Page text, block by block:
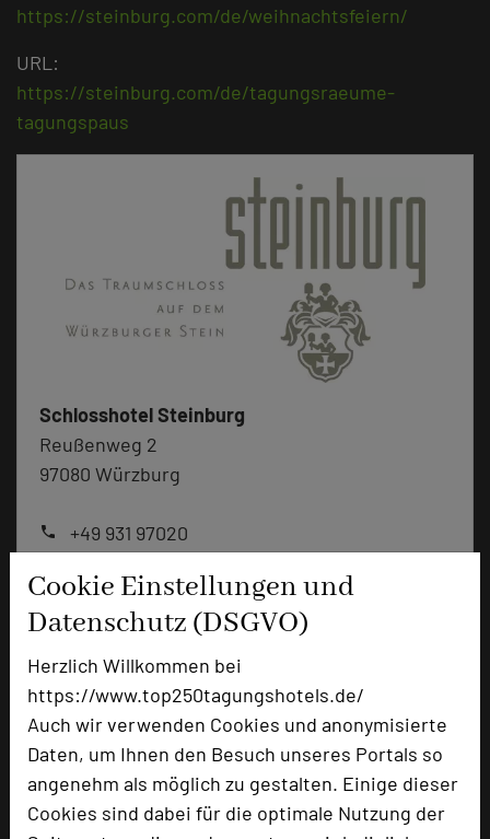
Cookie Einstellungen und
Datenschutz (DSGVO)
Herzlich Willkommen bei
https://www.top250tagungshotels.de/
Auch wir verwenden Cookies und anonymisierte
Daten, um Ihnen den Besuch unseres Portals so
angenehm als möglich zu gestalten. Einige dieser
Cookies sind dabei für die optimale Nutzung der
https://steinburg.com/de/weihnachtsfeiern/
URL:
https://steinburg.com/de/tagungsraeume-
tagungspaus
Schlosshotel Steinburg
Reußenweg 2
97080 Würzburg
phone +49 931 97020
language Homepage
zur Tagungsanfrage hinzufügen
Bewertung
Tagungsplaner